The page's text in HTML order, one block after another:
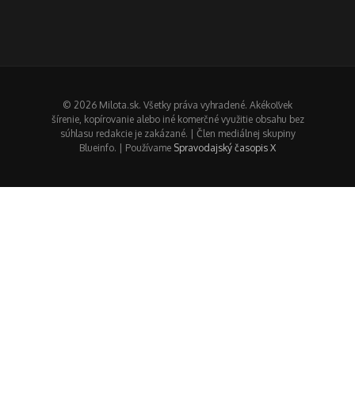
© 2026 Milota.sk. Všetky práva vyhradené. Akékoľvek
šírenie, kopírovanie alebo iné komerčné využitie obsahu bez
súhlasu redakcie je zakázané. | Člen mediálnej skupiny
Blueinfo. | Používame Spravodajský časopis X